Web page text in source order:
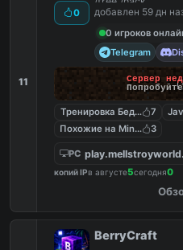
11
0
добавлен 59 дн
0 игроков
Telegram
Сервер
Тренировка Бед Варс
7
Похожие на MineShield
3
PC
копий IPв августе5сегодня0
BerryCraft